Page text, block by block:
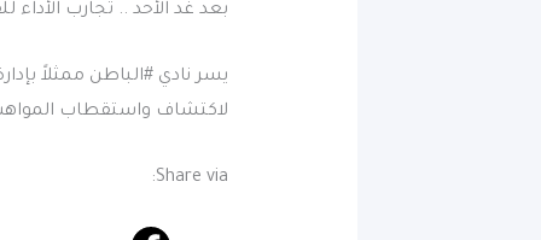
بعد غد الأحد .. تجارب الأداء
لاكتشاف واستقطاب
Share via: